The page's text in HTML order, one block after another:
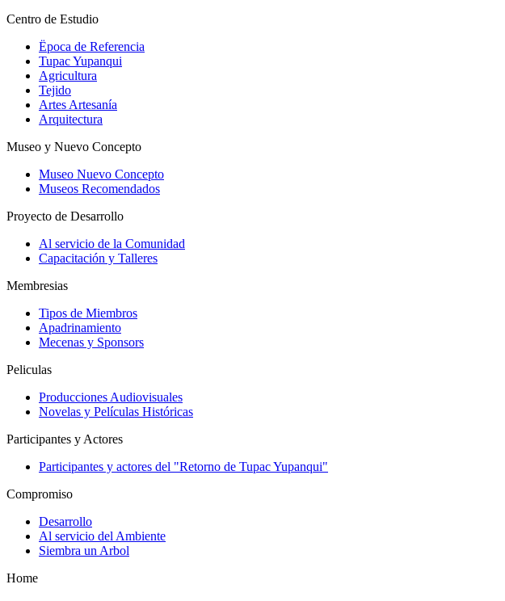
Centro de Estudio
Ëpoca de Referencia
Tupac Yupanqui
Agricultura
Tejido
Artes Artesanía
Arquitectura
Museo y Nuevo Concepto
Museo Nuevo Concepto
Museos Recomendados
Proyecto de Desarrollo
Al servicio de la Comunidad
Capacitación y Talleres
Membresias
Tipos de Miembros
Apadrinamiento
Mecenas y Sponsors
Peliculas
Producciones Audiovisuales
Novelas y Películas Históricas
Participantes y Actores
Participantes y actores del "Retorno de Tupac Yupanqui"
Compromiso
Desarrollo
Al servicio del Ambiente
Siembra un Arbol
Home